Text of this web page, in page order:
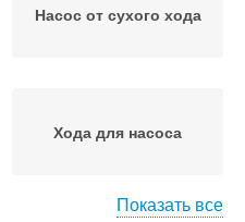
Насос от сухого хода
Хода для насоса
Показать все